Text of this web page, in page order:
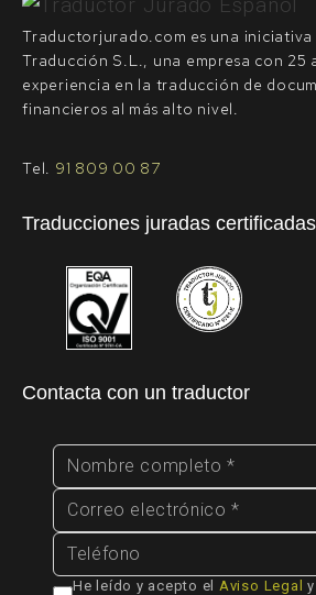
Traductorjurado.com es una iniciativa
Traducción S.L., una empresa con 25
experiencia en la traducción de
financieros al más alto nivel.
Tel. 91 809 00 87
Traducciones juradas certificadas
Contacta con un traductor
He leído y acepto el Aviso Legal